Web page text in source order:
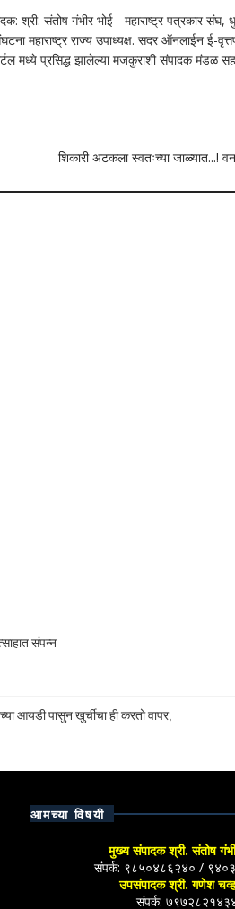
श्री. संतोष गंभीर भोई - महाराष्ट्र पत्रकार संघ,
महाराष्ट्र राज्य उपाध्यक्ष. सदर ऑनलाईन ई-
मध्ये प्रसिद्ध झालेल्या मजकुराशी संपादक
शिकारी अटकला स्वतःच्या जाळ्यात...!
संपन्न
आयडी पासुन खुर्चीचा ही करतो वापर,
आमच्या विषयी
मुख्य संपादक श्री. संतोष
संपर्क: ९८५०४८६२४० /
उपसंपादक श्री. गणेश
संपर्क: